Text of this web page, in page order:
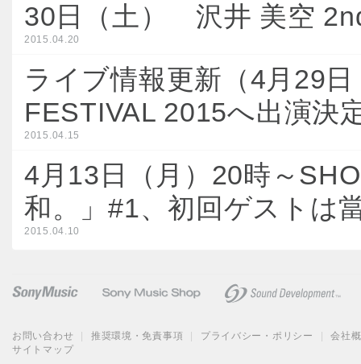
30日（土） 沢井 美空
2015.04.20
ライブ情報更新（4月29
FESTIVAL 2015へ出演決
2015.04.15
4月13日（月）20時～
和。」#1、初回ゲストは
2015.04.10
お問い合わせ 推奨環境・免責事項 プライバシー・ポリシー
会社
サイトマップ